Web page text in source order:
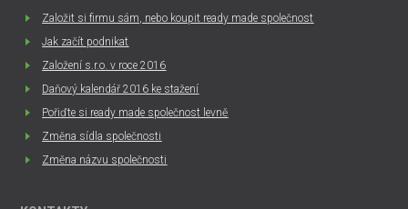
Založit si firmu sám, nebo koupit ready made společnost
Jak začít podnikat
Založení s.r.o. v roce 2016
Daňový kalendář 2016 ke stažení
Pořiďte si ready made společnost levně
Změna sídla společnosti
Změna názvu společnosti